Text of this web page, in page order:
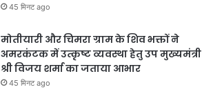
45 मिनट ago
मोतीयारी और चिमरा ग्राम के शिव भक्तों ने
अमरकंटक में उत्कृष्ट व्यवस्था हेतु उप मुख्यमंत्री
श्री विजय शर्मा का जताया आभार
45 मिनट ago